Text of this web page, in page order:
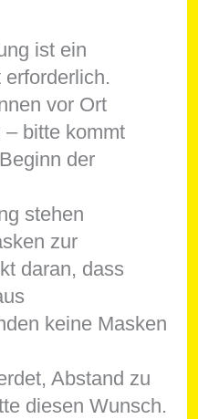
ist ein
vor Ort
– bitte kommt
der
stehen
zur
daran, dass
keine Masken
Abstand zu
diesen Wunsch.